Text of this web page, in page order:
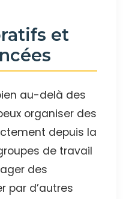
et
au-delà des
organiser des
depuis la
de travail
des
par d’autres